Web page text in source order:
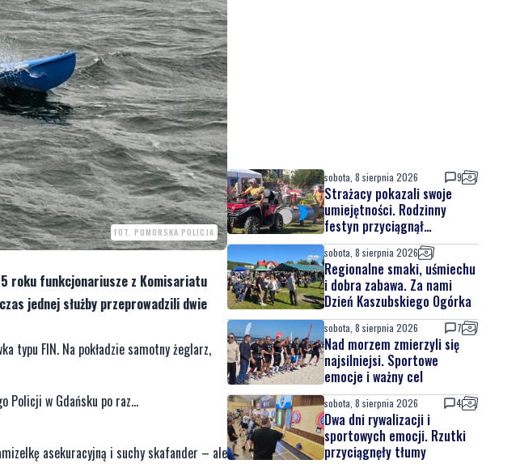
FOT. POMORSKA POLICJA
roku funkcjonariusze z Komisariatu
jednej służby przeprowadzili dwie
typu FIN. Na pokładzie samotny żeglarz,
Policji w Gdańsku po raz...
asekuracyjną i suchy skafander – ale
sobota, 8 sierpnia 2026 9
Strażacy pokazali swoje
umiejętności. Rodzinny
festyn przyciągnął
mieszkańców oraz gości
sobota, 8 sierpnia 2026
Regionalne smaki, uśmiechu
i dobra zabawa. Za nami
Dzień Kaszubskiego Ogórka
sobota, 8 sierpnia 2026 7
Nad morzem zmierzyli się
najsilniejsi. Sportowe
emocje i ważny cel
sobota, 8 sierpnia 2026 4
Dwa dni rywalizacji i
sportowych emocji. Rzutki
przyciągnęły tłumy